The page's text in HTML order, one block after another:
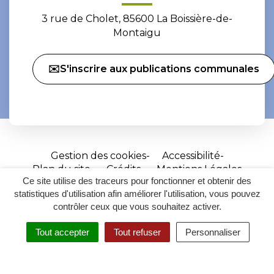
Ce site utilise des traceurs pour fonctionner et obtenir des
statistiques d'utilisation afin améliorer l'utilisation, vous pouvez
contrôler ceux que vous souhaitez activer.
Tout accepter Tout refuser Personnaliser
RECHERCHER
ACCESSIBILITÉ
3 rue de Cholet, 85600 La Boissière-de-
Montaigu
✉️S'inscrire aux publications communales
Gestion des cookies
Accessibilité
Plan du site
Crédits
Mentions Légales
Site
réalisé
par
Inovagora